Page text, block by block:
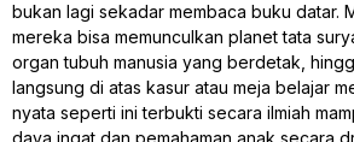
bukan lagi sekadar membaca buku datar.
mereka bisa memunculkan planet tata
organ tubuh manusia yang berdetak,
langsung di atas kasur atau meja belajar
nyata seperti ini terbukti secara ilmiah